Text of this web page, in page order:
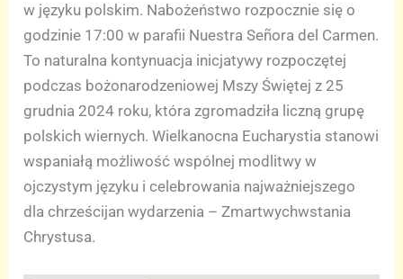
w języku polskim. Nabożeństwo rozpocznie się o
godzinie 17:00 w parafii Nuestra Señora del Carmen.
To naturalna kontynuacja inicjatywy rozpoczętej
podczas bożonarodzeniowej Mszy Świętej z 25
grudnia 2024 roku, która zgromadziła liczną grupę
polskich wiernych. Wielkanocna Eucharystia stanowi
wspaniałą możliwość wspólnej modlitwy w
ojczystym języku i celebrowania najważniejszego
dla chrześcijan wydarzenia – Zmartwychwstania
Chrystusa.